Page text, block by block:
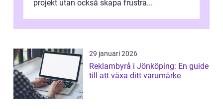
projekt utan också skapa frustra...
29 januari 2026
Reklambyrå i Jönköping: En guide
till att växa ditt varumärke